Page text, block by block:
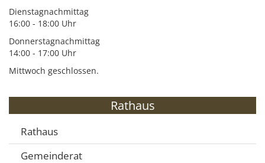
Dienstagnachmittag
16:00 - 18:00 Uhr
Donnerstagnachmittag
14:00 - 17:00 Uhr
Mittwoch geschlossen.
Rathaus
Rathaus
Gemeinderat